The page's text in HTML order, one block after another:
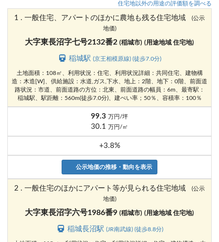
住宅地以外の用途の評価額を調べる
1 . 一般住宅、アパートのほかに農地も残る住宅地域
(公示
地価)
大字東長沼字七号2132番2 (稲城市) (用途地域 住宅地)
稲城駅(京王相模原線) (徒歩7.0分)
土地面積：108㎡、利用状況：住宅、利用状況詳細：共同住宅、建物構
造：木造[W]、供給施設：水道,ガス,下水、地上：2階、地下：0階、前面道
路状況：市道、前面道路の方位：北東、前面道路の幅員：6m、最寄駅：
稲城駅、駅距離：560m(徒歩7.0分)、建ぺい率；50％、容積率：100％
99.3 万円/坪
30.1 万円/㎡
+3.8%
公示地価の推移・動向を表示
2 . 一般住宅のほかにアパート等が見られる住宅地域
(公示
地価)
大字東長沼字六号1986番9 (稲城市) (用途地域 住宅地)
稲城長沼駅 (JR南武線) (徒歩8.8分)